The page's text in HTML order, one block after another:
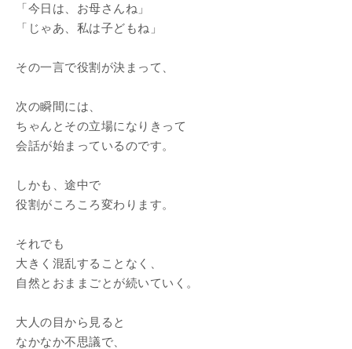
「今日は、お母さんね」
「じゃあ、私は子どもね」
その一言で役割が決まって、
次の瞬間には、
ちゃんとその立場になりきって
会話が始まっているのです。
しかも、途中で
役割がころころ変わります。
それでも
大きく混乱することなく、
自然とおままごとが続いていく。
大人の目から見ると
なかなか不思議で、